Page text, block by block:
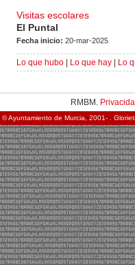
Visitas escolares
El Puntal
Fecha inicio: 20-mar-2025
Lo que hubo Lo que hay Lo
RMBM.
© Ayuntamiento de Murcia, 2001- .